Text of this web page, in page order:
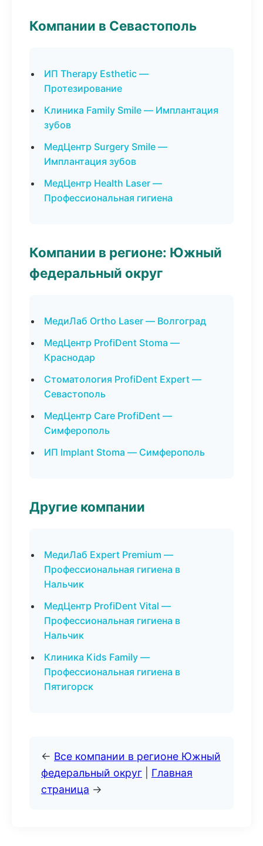
Компании в Севастополь
ИП Therapy Esthetic —
Протезирование
Клиника Family Smile — Имплантация
зубов
МедЦентр Surgery Smile —
Имплантация зубов
МедЦентр Health Laser —
Профессиональная гигиена
Компании в регионе: Южный
федеральный округ
МедиЛаб Ortho Laser — Волгоград
МедЦентр ProfiDent Stoma —
Краснодар
Стоматология ProfiDent Expert —
Севастополь
МедЦентр Care ProfiDent —
Симферополь
ИП Implant Stoma — Симферополь
Другие компании
МедиЛаб Expert Premium —
Профессиональная гигиена в
Нальчик
МедЦентр ProfiDent Vital —
Профессиональная гигиена в
Нальчик
Клиника Kids Family —
Профессиональная гигиена в
Пятигорск
← Все компании в регионе Южный
федеральный округ
Главная
страница →